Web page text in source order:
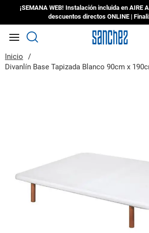
¡SEMANA WEB! Instalación incluida en AIRE
descuentos directos ONLINE |
Inicio
Divanlín Base Tapizada Blanco 90cm x